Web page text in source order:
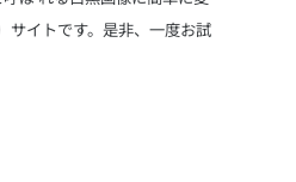
サイトです。是非、一度お試